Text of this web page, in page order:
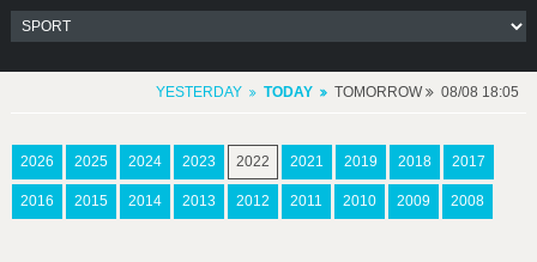
YESTERDAY TODAY TOMORROW 08/08 18:05
2026 2025 2024 2023 2022 2021 2019 2018 2017
2016 2015 2014 2013 2012 2011 2010 2009 2008